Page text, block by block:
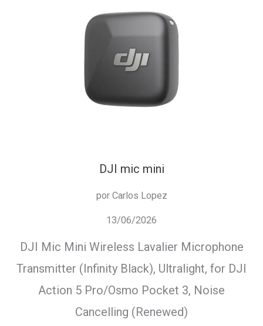
DJI mic mini
por Carlos Lopez
13/06/2026
DJI Mic Mini Wireless Lavalier Microphone
Transmitter (Infinity Black), Ultralight, for DJI
Action 5 Pro/Osmo Pocket 3, Noise
Cancelling (Renewed)